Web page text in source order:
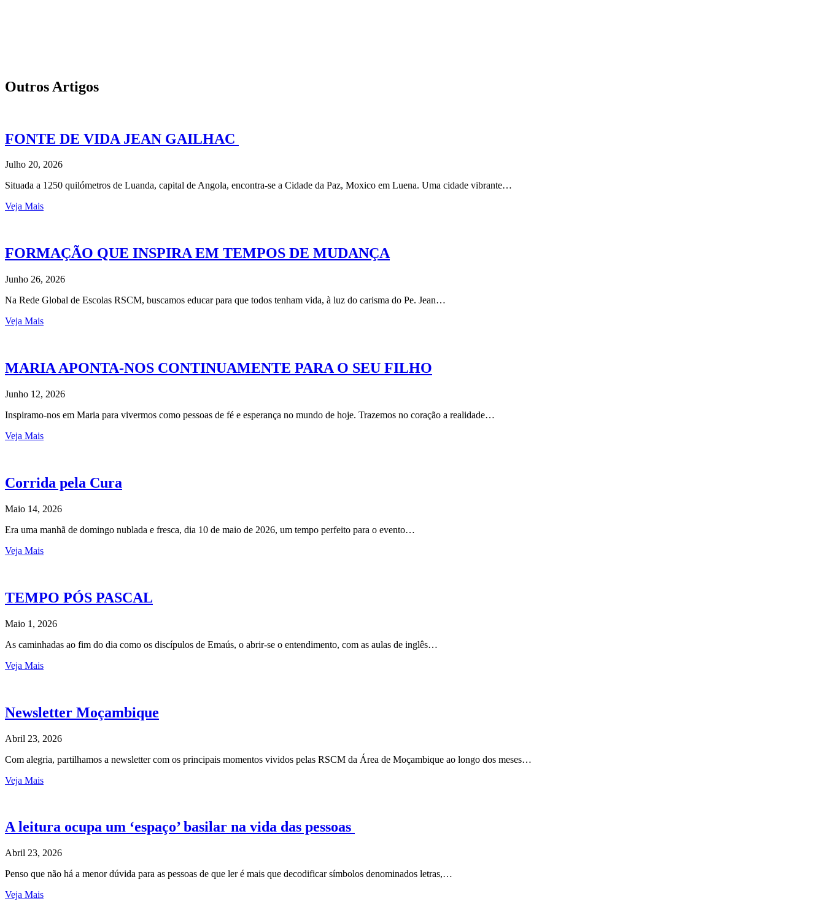
Outros Artigos
FONTE DE VIDA JEAN GAILHAC
Julho 20, 2026
Situada a 1250 quilómetros de Luanda, capital de Angola, encontra-se a Cidade da Paz, Moxico em Luena. Uma cidade vibrante…
Veja Mais
FORMAÇÃO QUE INSPIRA EM TEMPOS DE MUDANÇA
Junho 26, 2026
Na Rede Global de Escolas RSCM, buscamos educar para que todos tenham vida, à luz do carisma do Pe. Jean…
Veja Mais
MARIA APONTA-NOS CONTINUAMENTE PARA O SEU FILHO
Junho 12, 2026
Inspiramo-nos em Maria para vivermos como pessoas de fé e esperança no mundo de hoje. Trazemos no coração a realidade…
Veja Mais
Corrida pela Cura
Maio 14, 2026
Era uma manhã de domingo nublada e fresca, dia 10 de maio de 2026, um tempo perfeito para o evento…
Veja Mais
TEMPO PÓS PASCAL
Maio 1, 2026
As caminhadas ao fim do dia como os discípulos de Emaús, o abrir-se o entendimento, com as aulas de inglês…
Veja Mais
Newsletter Moçambique
Abril 23, 2026
Com alegria, partilhamos a newsletter com os principais momentos vividos pelas RSCM da Área de Moçambique ao longo dos meses…
Veja Mais
A leitura ocupa um ‘espaço’ basilar na vida das pessoas
Abril 23, 2026
Penso que não há a menor dúvida para as pessoas de que ler é mais que decodificar símbolos denominados letras,…
Veja Mais